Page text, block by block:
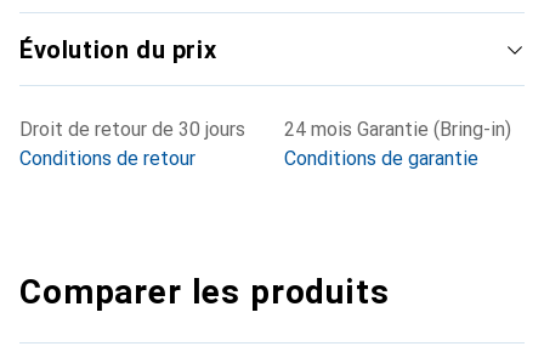
Évolution du prix
Droit de retour de 30 jours
Conditions de retour
24 mois Garantie (Bring-in)
Conditions de garantie
Comparer les produits